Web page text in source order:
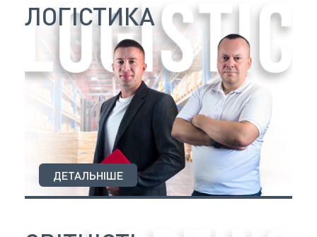
ЛОГІСТИКА
ДЕТАЛЬНІШЕ